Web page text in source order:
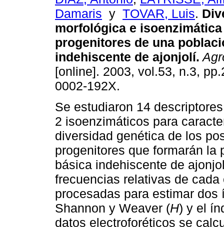
Damaris y TOVAR, Luis.
morfológica e isoenzimática
progenitores de una
indehiscente de ajonjolí.
[online]. 2003, vol.53, n.3,
0002-192X.
Se estudiaron 14
2 isoenzimáticos para
diversidad genética de los
progenitores que formarán la
básica indehiscente de
frecuencias relativas de
procesadas para estimar
Shannon y Weaver (H) y el
datos electroforéticos se